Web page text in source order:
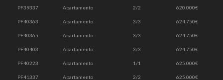
PF39337 Apartamento 2/2 620.000€
PF40363 Apartamento 3/3 624.750€
PF40365 Apartamento 3/3 624.750€
PF40403 Apartamento 3/3 624.750€
PF40223 Apartamento 1/1 625.000€
PF41337 Apartamento 2/2 625.000€